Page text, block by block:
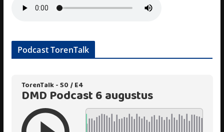
Podcast TorenTalk